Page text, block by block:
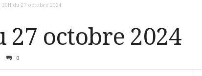
20H du 27 octobre 2024
27 octobre 2024
0